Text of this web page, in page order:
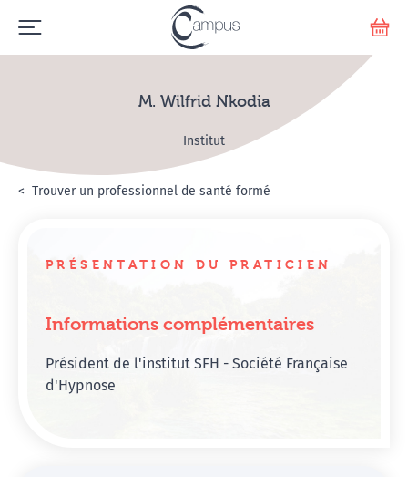
M. Wilfrid Nkodia
Institut
Accueil
Annuaire Hypnosanté
Trouver un professionnel de santé formé
PRÉSENTATION DU PRATICIEN
Informations complémentaires
Président de l'institut SFH - Société Française
d'Hypnose